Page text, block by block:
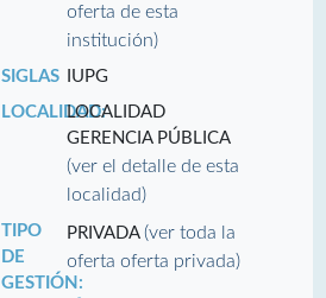
oferta de esta
institución)
SIGLAS
IUPG
LOCALIDAD:LOCALIDAD
GERENCIA PÚBLICA
(ver el detalle de esta
localidad)
TIPO
DE
GESTIÓN:
PRIVADA(ver toda la
oferta oferta privada)